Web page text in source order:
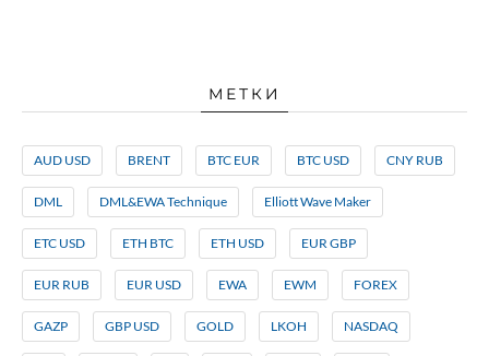
МЕТКИ
AUD USD BRENT BTC EUR BTC USD CNY RUB
DML DML&EWA Technique Elliott Wave Maker
ETC USD ETH BTC ETH USD EUR GBP
EUR RUB EUR USD EWA EWM FOREX
GAZP GBP USD GOLD LKOH NASDAQ